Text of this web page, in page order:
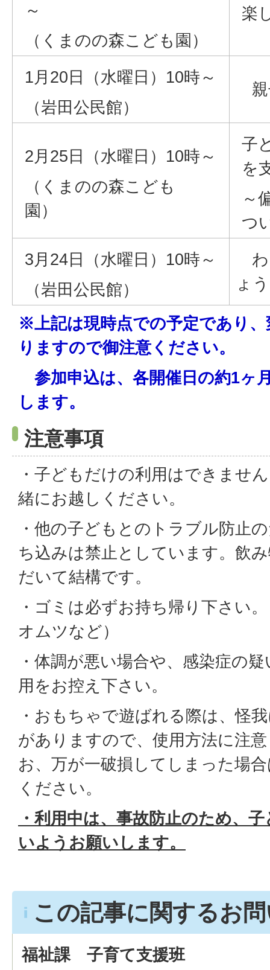
～
（くまのの森こども園）
楽
1月20日（水曜日）10時～
（岩田公民館）
親
2月25日（水曜日）10時～
（くまのの森こども
園）
子
を
～
つ
3月24日（水曜日）10時～
（岩田公民館）
わ
ょう
※上記は現時点での予定であり
りますので御注意ください。
参加申込は、各開催日の約1ヶ
します。
注意事項
・子どもだけの利用はできませ
緒にお越しください。
・他の子どもとのトラブル防止
ち込みは禁止としています。飲
だいて結構です。
・ゴミは必ずお持ち帰り下さい
オムツなど）
・体調が悪い場合や、感染症の
用をお控え下さい。
・おもちゃで遊ばれる際は、怪
がありますので、使用方法に注
お、万が一破損してしまった場
ください。
・利用中は、事故防止のため、
いようお願いします。
この記事に関するお
福祉課 子育て支援班